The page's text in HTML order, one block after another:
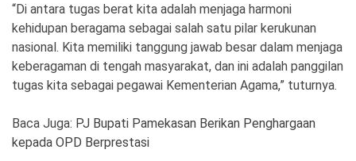
Reserve
“Di antara tugas berat kita adalah menjaga harmoni
kehidupan beragama sebagai salah satu pilar kerukunan
nasional. Kita memiliki tanggung jawab besar dalam menjaga
keberagaman di tengah masyarakat, dan ini adalah panggilan
tugas kita sebagai pegawai Kementerian Agama,” tuturnya.
Baca Juga: PJ Bupati Pamekasan Berikan Penghargaan
kepada OPD Berprestasi